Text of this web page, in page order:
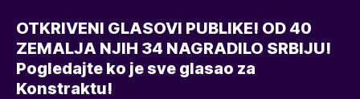
OTKRIVENI GLASOVI PUBLIKE! OD 40
ZEMALJA NJIH 34 NAGRADILO SRBIJU!
Pogledajte ko je sve glasao za
Konstraktu!